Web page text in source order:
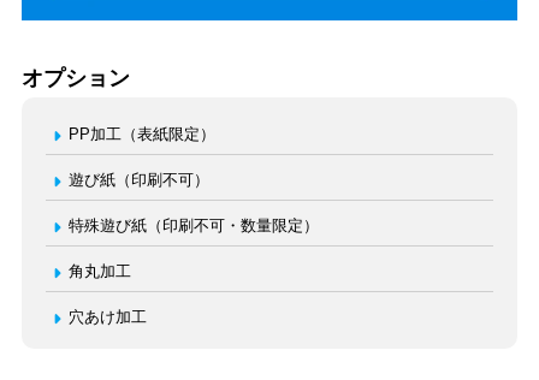
オプション
PP加工（表紙限定）
遊び紙（印刷不可）
特殊遊び紙（印刷不可・数量限定）
角丸加工
穴あけ加工